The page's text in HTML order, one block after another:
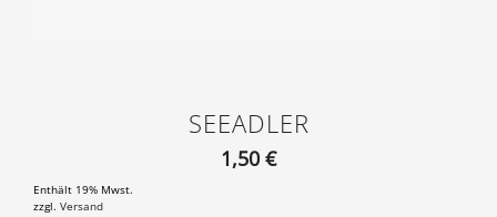
SEEADLER
1,50 €
Enthält 19% Mwst.
zzgl. Versand